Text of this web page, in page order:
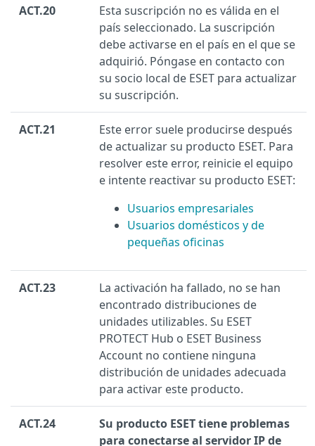
ACT.20
Esta suscripción no es válida en el
país seleccionado. La suscripción
debe activarse en el país en el que se
adquirió. Póngase en contacto con
su socio local de ESET para actualizar
su suscripción.
ACT.21
Este error suele producirse después
de actualizar su producto ESET. Para
resolver este error, reinicie el equipo
e intente reactivar su producto ESET:
Usuarios empresariales
Usuarios domésticos y de
pequeñas oficinas
ACT.23
La activación ha fallado, no se han
encontrado distribuciones de
unidades utilizables. Su ESET
PROTECT Hub o ESET Business
Account no contiene ninguna
distribución de unidades adecuada
para activar este producto.
ACT.24
Su producto ESET tiene problemas
para conectarse al servidor IP de